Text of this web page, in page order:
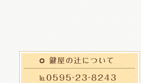
ーはアルカリ食品で砂糖は酸性食品な
のです。 砂糖の摂り過ぎが胃を悪くし
ているのです。 現在、砂糖の摂り過ぎ